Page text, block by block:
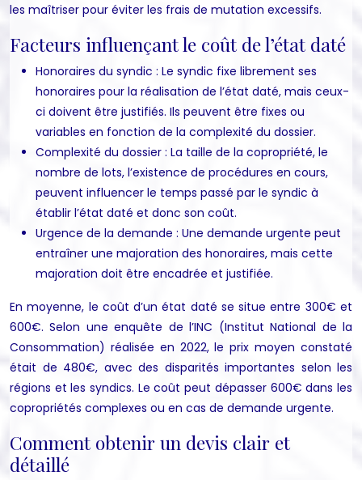
les maîtriser pour éviter les frais de mutation excessifs.
Facteurs influençant le coût de l’état daté
Honoraires du syndic : Le syndic fixe librement ses
honoraires pour la réalisation de l’état daté, mais ceux-
ci doivent être justifiés. Ils peuvent être fixes ou
variables en fonction de la complexité du dossier.
Complexité du dossier : La taille de la copropriété, le
nombre de lots, l’existence de procédures en cours,
peuvent influencer le temps passé par le syndic à
établir l’état daté et donc son coût.
Urgence de la demande : Une demande urgente peut
entraîner une majoration des honoraires, mais cette
majoration doit être encadrée et justifiée.
En moyenne, le coût d’un état daté se situe entre 300€ et
600€. Selon une enquête de l’INC (Institut National de la
Consommation) réalisée en 2022, le prix moyen constaté
était de 480€, avec des disparités importantes selon les
régions et les syndics. Le coût peut dépasser 600€ dans les
copropriétés complexes ou en cas de demande urgente.
Comment obtenir un devis clair et
détaillé